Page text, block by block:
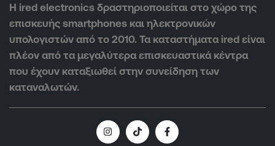
Η ired electronics δραστηριοποιείται στο χώρο της
επισκευής smartphones και ηλεκτρονικών
υπολογιστών από το 2010. Τα καταστήματα ired είναι
πλέον από τα μεγαλύτερα επισκευαστικά κέντρα
που έχουν καταξιωθεί στην συνείδηση των
καταναλωτών.